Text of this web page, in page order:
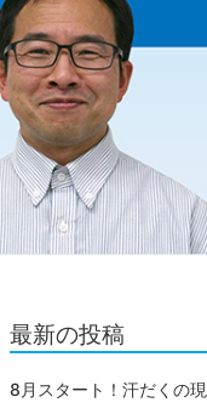
最新の投稿
8月スタート！汗だくの